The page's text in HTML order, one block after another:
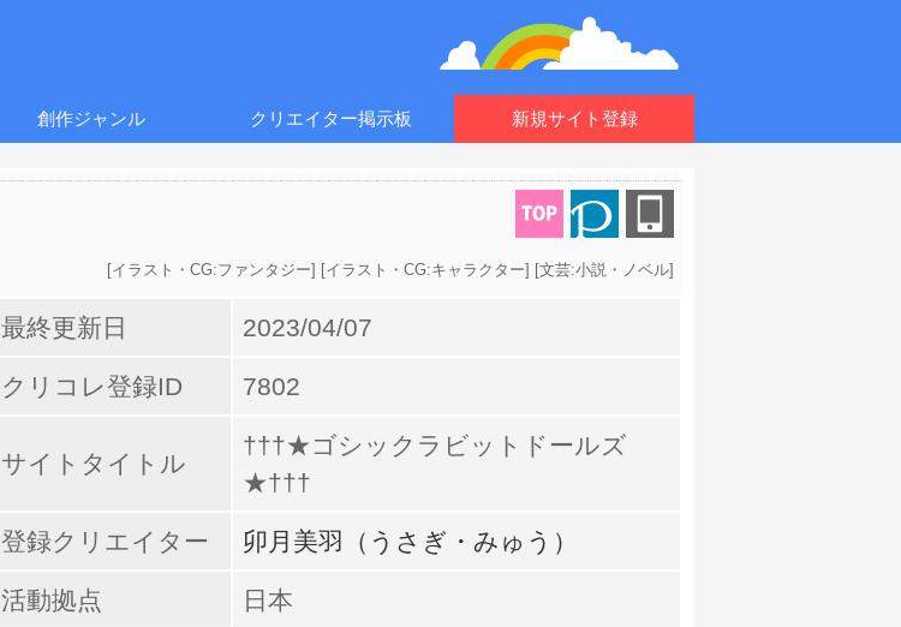
創作ジャンル クリエイター掲示板 新規サイト登録
[イラスト・CG:ファンタジー] [イラスト・CG:キャラクター] [文芸:小説・ノベル]
最終更新日 2023/04/07
クリコレ登録ID 7802
サイトタイトル
†††★ゴシックラビットドールズ
★†††
登録クリエイター 卯月美羽（うさぎ・みゅう）
活動拠点 日本